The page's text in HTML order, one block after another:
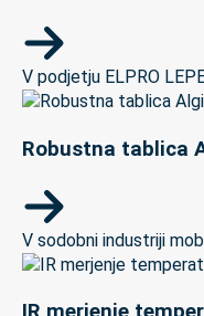
V podjetju ELPRO
Robustna tablica
V sodobni industriji